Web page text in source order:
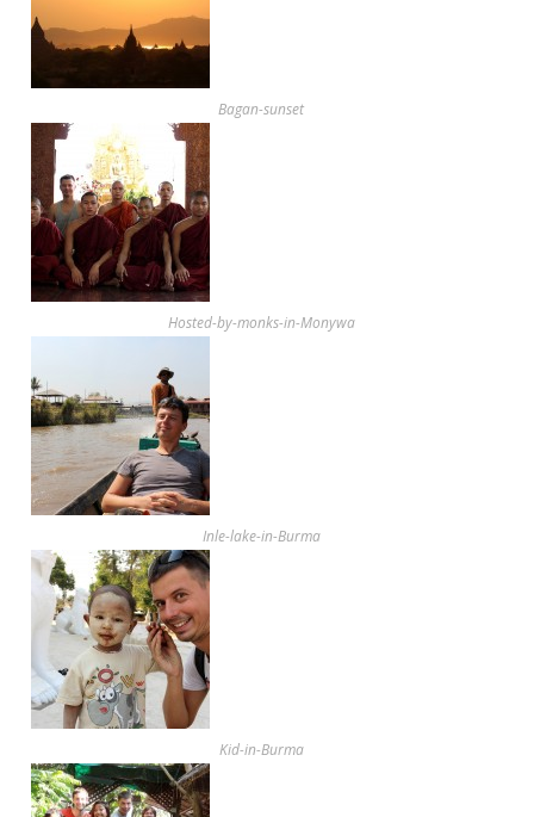
Bagan-sunset
Hosted-by-monks-in-Monywa
Inle-lake-in-Burma
Kid-in-Burma